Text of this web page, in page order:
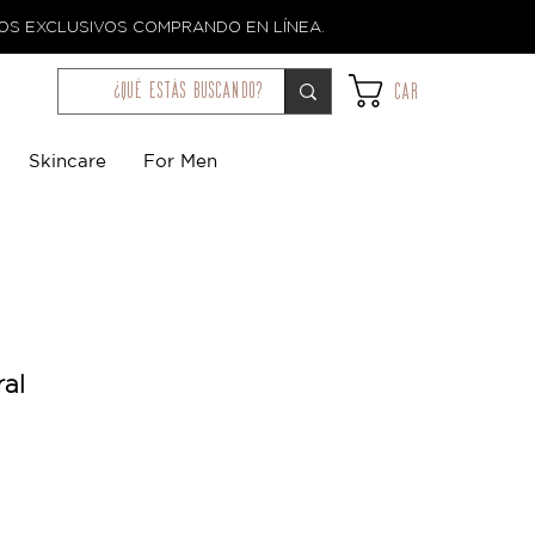
EXCLUSIVOS COMPRANDO EN LÍNEA.
¿qué estás buscando? Car
Skincare For Men